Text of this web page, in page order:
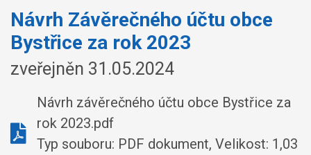
Návrh Závěrečného účtu obce
Bystřice za rok 2023
zveřejněn 31.05.2024
Návrh závěrečného účtu obce Bystřice za
rok 2023.pdf
Typ souboru: PDF dokument, Velikost: 1,03